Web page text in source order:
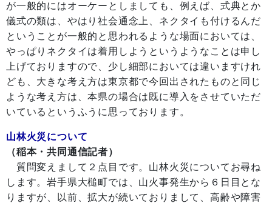
が一般的にはオーケーとしましても、例えば、式典とか
儀式の類は、やはり社会通念上、ネクタイも付けるんだ
ということが一般的と思われるような場面においては、
やっぱりネクタイは着用しようというようなことは申し
上げておりますので、少し細部においては違いますけれ
ども、大きな考え方は東京都で今回出されたものと同じ
ような考え方は、本県の場合は既に導入をさせていただ
いているというふうに思っております。
山林火災について
（稲本・共同通信記者）
質問変えまして２点目です。山林火災についてお尋ね
します。岩手県大槌町では、山火事発生から６日目とな
りますが、以前、拡大が続いておりまして、高齢や障害